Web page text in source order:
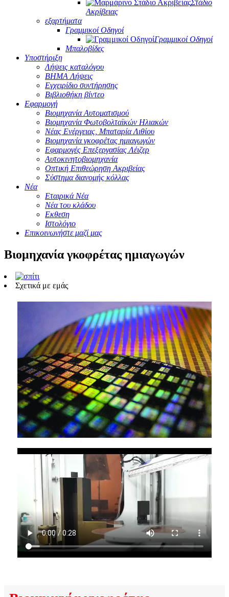
Στάδιο
Ακρίβειας
εξαρτήματα
Γραμμικοί Οδηγοί
Γραμμικοί Οδηγοί
Μπαλοβίδες
Υποστήριξη
Λήψεις καταλόγου
ΒΗΜΑ Λήψεις
Εγχειρίδιο συντήρησης
Βιβλιοθήκη βίντεο
Εφαρμογή
Βιομηχανία Αυτοματισμού
Βιομηχανία Φωτοβολταϊκών Ηλιακών
Νέας Ενέργειας, Μπαταρία Λιθίου
Βιομηχανία γκοφρέτας ημιαγωγών
Εφαρμογές Επεξεργασίας Λέιζερ
Αυτοκινητοβιομηχανία
Οπτική Επιθεώρηση Ακριβείας
Σύστημα διανομής κόλλας
Νέα
Εταιρικά Νέα
Νέα του κλάδου
Εκθεση
Ιστολόγιο
Επικοινωνήστε μαζί μας
Βιομηχανία γκοφρέτας ημιαγωγών
Σχετικά με εμάς